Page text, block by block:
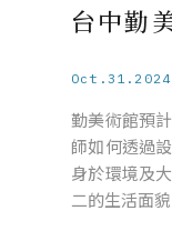
台中勤
Oct.31.2024
勤美術館預
師如何透過
身於環境及
二的生活面貌